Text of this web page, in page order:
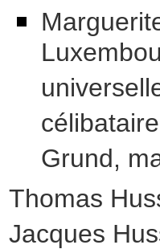
Grund,
Thomas
Jacques